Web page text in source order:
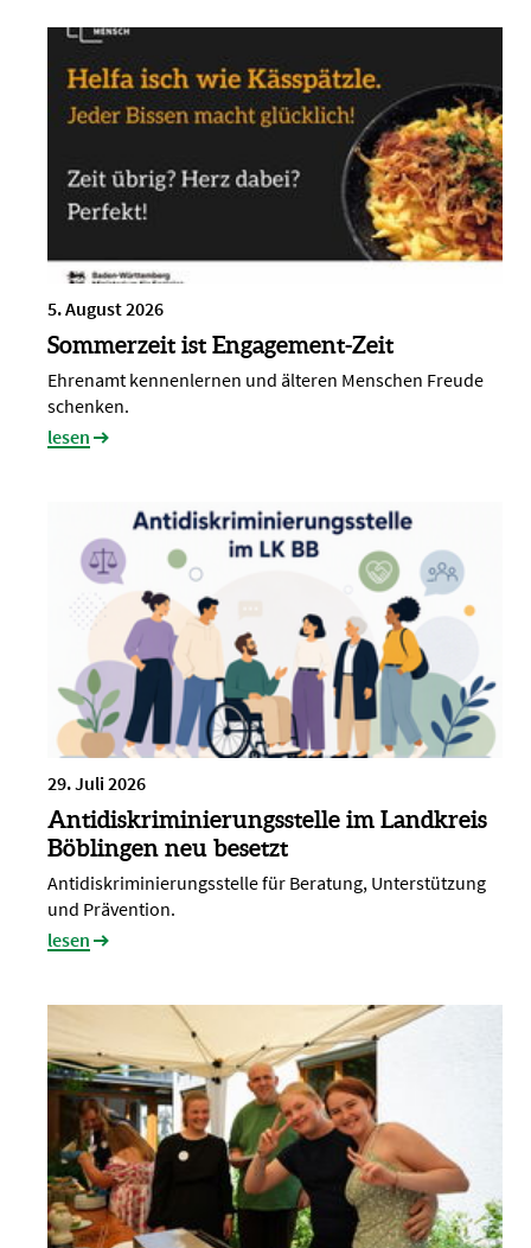
5. August 2026
Sommerzeit ist Engagement-Zeit
Ehrenamt kennenlernen und älteren Menschen Freude
schenken.
lesen
29. Juli 2026
Antidiskriminierungsstelle im Landkreis
Böblingen neu besetzt
Antidiskriminierungsstelle für Beratung, Unterstützung
und Prävention.
lesen